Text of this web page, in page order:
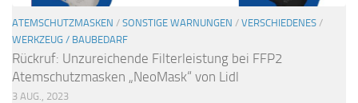
ATEMSCHUTZMASKEN / SONSTIGE WARNUNGEN / VERSCHIEDENES /
WERKZEUG / BAUBEDARF
Rückruf: Unzureichende Filterleistung bei FFP2
Atemschutzmasken „NeoMask“ von Lidl
3 AUG., 2023